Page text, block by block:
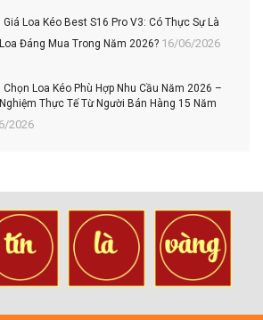
Loa Kéo Best S16 Pro V3: Có Thực Sự Là
Đáng Mua Trong Năm 2026? 16/06/2026
Chọn Loa Kéo Phù Hợp Nhu Cầu Năm 2026 –
Thực Tế Từ Người Bán Hàng 15 Năm
2026